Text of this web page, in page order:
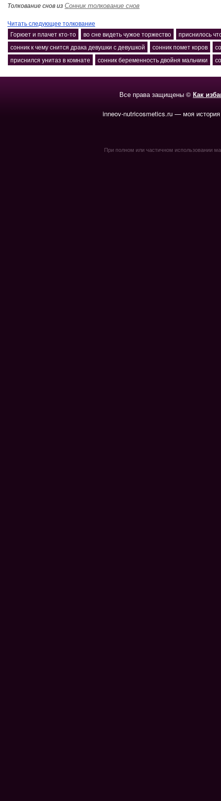
Толкование снов изСонник толкование снов
Читать следующее толкование
Горюет и плачет кто-то
во сне видеть чужое торжество
приснилось
сонник к чему снится драка девушки с девушкой
сонник помет коров
приснился унитаз в комнате
сонник беременность двойня мальчики
Все права защищены © Как
inneov-nutricosmetics.ru — моя
При полном или частичном использовании